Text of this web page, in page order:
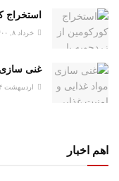
استخراج
خرداد ۸, ۱۴۰۰
غنی سازی
اردیبهشت ۱۴, ۱۴۰۰
اهم اخبار